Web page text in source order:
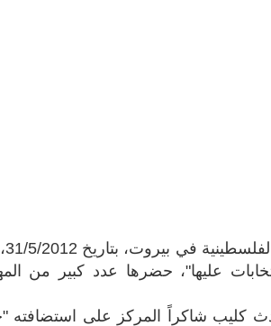
حاضر
عليها"، حضرها عدد كبير من
كليب شاكراً المركز على استضافته